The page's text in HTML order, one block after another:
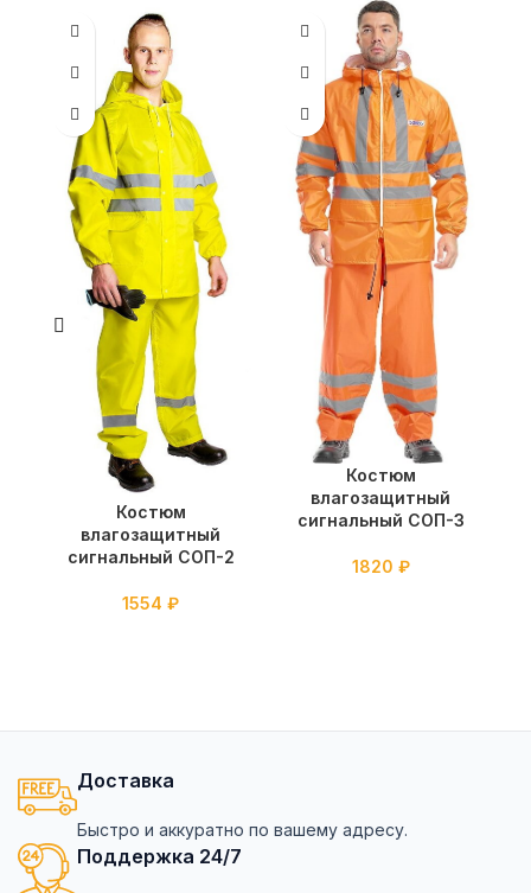
Костюм
влагозащитный
сигнальный СОП-2
1554 ₽
Костюм
влагозащитный
сигнальный СОП-3
1820 ₽
Доставка
Быстро и аккуратно по вашему адресу.
Поддержка 24/7